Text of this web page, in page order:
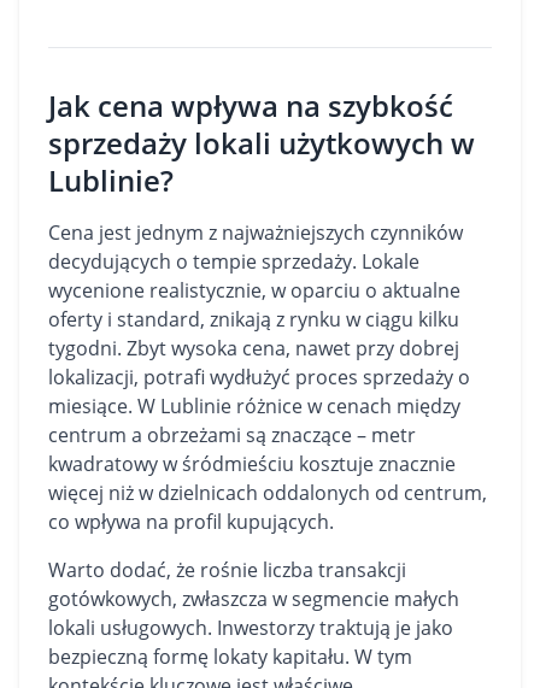
Jak cena wpływa na szybkość
sprzedaży lokali użytkowych w
Lublinie?
Cena jest jednym z najważniejszych czynników
decydujących o tempie sprzedaży. Lokale
wycenione realistycznie, w oparciu o aktualne
oferty i standard, znikają z rynku w ciągu kilku
tygodni. Zbyt wysoka cena, nawet przy dobrej
lokalizacji, potrafi wydłużyć proces sprzedaży o
miesiące. W Lublinie różnice w cenach między
centrum a obrzeżami są znaczące – metr
kwadratowy w śródmieściu kosztuje znacznie
więcej niż w dzielnicach oddalonych od centrum,
co wpływa na profil kupujących.
Warto dodać, że rośnie liczba transakcji
gotówkowych, zwłaszcza w segmencie małych
lokali usługowych. Inwestorzy traktują je jako
bezpieczną formę lokaty kapitału. W tym